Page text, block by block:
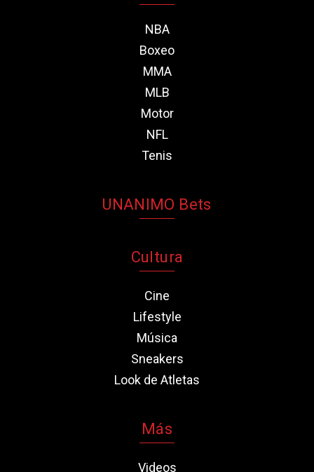
NBA
Boxeo
MMA
MLB
Motor
NFL
Tenis
UNANIMO Bets
Cultura
Cine
Lifestyle
Música
Sneakers
Look de Atletas
Más
Videos